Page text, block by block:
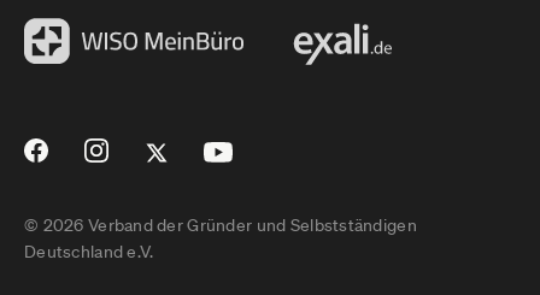
© 2026 Verband der Gründer und Selbstständigen
Deutschland e.V.